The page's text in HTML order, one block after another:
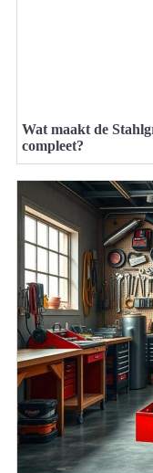
Wat maakt de
compleet?